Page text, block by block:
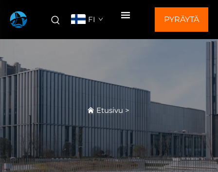
FI PYRÄYTÄ
Etusivu >